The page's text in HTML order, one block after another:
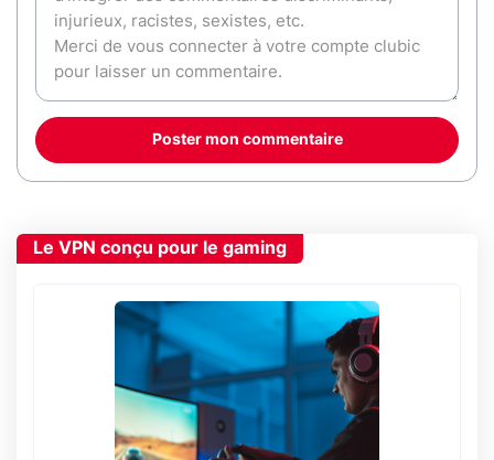
Poster mon commentaire
Le VPN conçu pour le gaming